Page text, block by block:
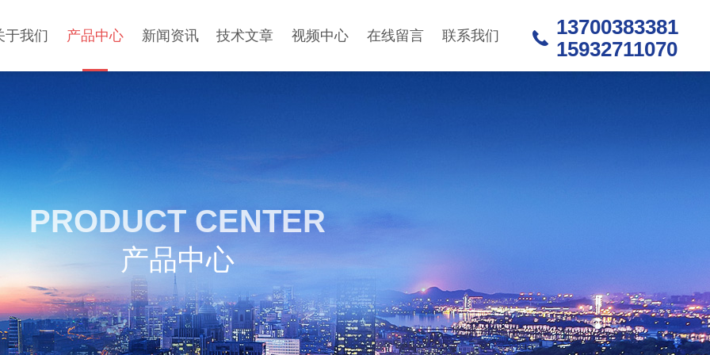
于我们 产品中心 新闻资讯 技术文章 视频中心 在线留言 联系我们
13700383381
15932711070
PRODUCT CENTER
产品中心